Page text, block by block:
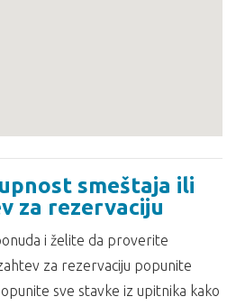
smeštaja ili
za rezervaciju
i želite da proverite
za rezervaciju popunite
sve stavke iz upitnika kako